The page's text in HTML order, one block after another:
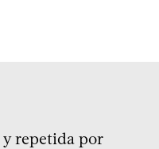
repetida por